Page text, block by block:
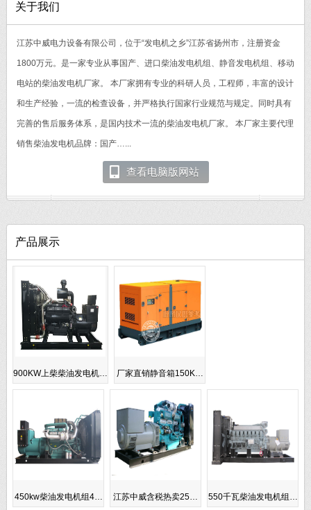
关于我们
江苏中威电力设备有限公司，位于“发电机之乡”江苏省扬州市，注册资金
1800万元。是一家专业从事国产、进口柴油发电机组、静音发电机组、移动
电站的柴油发电机厂家。 本厂家拥有专业的科研人员，工程师，丰富的设计
和生产经验，一流的检查设备，并严格执行国家行业规范与规定。同时具有
完善的售后服务体系，是国内技术一流的柴油发电机厂家。 本厂家主要代理
销售柴油发电机品牌：国产…...
查看电脑版网站
产品展示
900KW上柴柴油发电机… 厂家直销静音箱150K…
450kw柴油发电机组4… 江苏中威含税热卖25… 550千瓦柴油发电机组…